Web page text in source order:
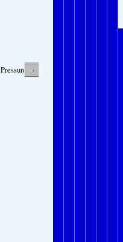
Pressure -